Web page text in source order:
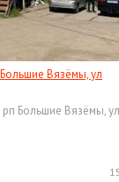
Вязёмы, ул
Большие Вязёмы, ул